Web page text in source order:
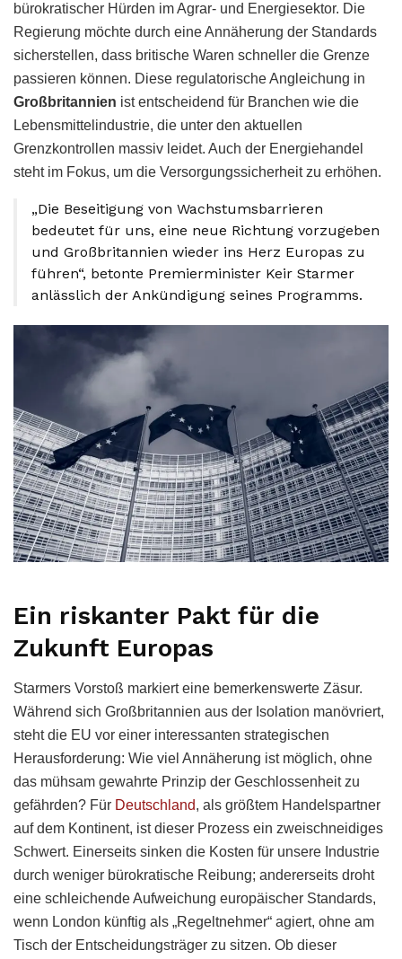
bürokratischer Hürden im Agrar- und Energiesektor. Die
Regierung möchte durch eine Annäherung der Standards
sicherstellen, dass britische Waren schneller die Grenze
passieren können. Diese regulatorische Angleichung in
Großbritannien ist entscheidend für Branchen wie die
Lebensmittelindustrie, die unter den aktuellen
Grenzkontrollen massiv leidet. Auch der Energiehandel
steht im Fokus, um die Versorgungssicherheit zu erhöhen.
„Die Beseitigung von Wachstumsbarrieren
bedeutet für uns, eine neue Richtung vorzugeben
und Großbritannien wieder ins Herz Europas zu
führen“, betonte Premierminister Keir Starmer
anlässlich der Ankündigung seines Programms.
Ein riskanter Pakt für die
Zukunft Europas
Starmers Vorstoß markiert eine bemerkenswerte Zäsur.
Während sich Großbritannien aus der Isolation manövriert,
steht die EU vor einer interessanten strategischen
Herausforderung: Wie viel Annäherung ist möglich, ohne
das mühsam gewahrte Prinzip der Geschlossenheit zu
gefährden? Für Deutschland, als größtem Handelspartner
auf dem Kontinent, ist dieser Prozess ein zweischneidiges
Schwert. Einerseits sinken die Kosten für unsere Industrie
durch weniger bürokratische Reibung; andererseits droht
eine schleichende Aufweichung europäischer Standards,
wenn London künftig als „Regeltnehmer“ agiert, ohne am
Tisch der Entscheidungsträger zu sitzen. Ob dieser